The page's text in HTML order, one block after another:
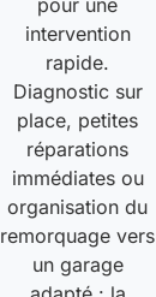
pour une
intervention
rapide.
Diagnostic sur
place, petites
réparations
immédiates ou
organisation du
remorquage vers
un garage